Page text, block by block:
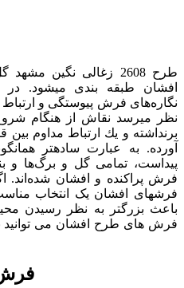
طرح 2608 زغالی نگین مشهد
افشان طبقه بندی می­شود. در
نگاره‌های فرش پيوستگی و ارتباط
نظر مي­رسد نقاش از هنگام
برنداشته و يك ارتباط مداوم
آورده. به عبارت ساده­تر
پيداست، تمامی گل و برگ‌ها و
فرش پراكنده و افشان شده‌اند.
فرش­های افشان یک انتخاب
باعث بزرگ­تر به نظر رسیدن
فرش های طرح افشان می